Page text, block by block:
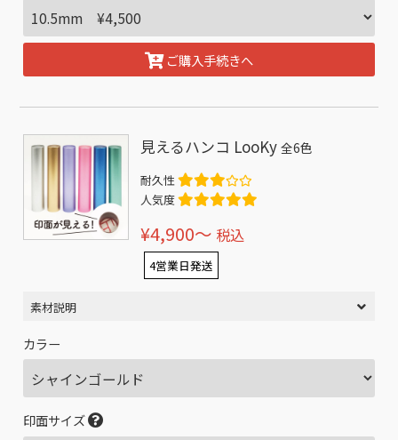
ご購入手続きへ
見えるハンコ LooKy全6色
耐久性
人気度
¥4,900〜 税込
4営業日発送
素材説明
カラー
印面サイズ